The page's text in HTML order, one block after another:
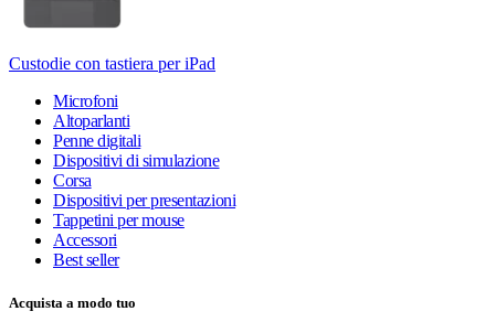
Custodie con tastiera per iPad
Microfoni
Altoparlanti
Penne digitali
Dispositivi di simulazione
Corsa
Dispositivi per presentazioni
Tappetini per mouse
Accessori
Best seller
Acquista a modo tuo